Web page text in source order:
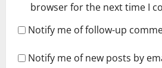
browser for the next time I
Notify me of follow-up
Notify me of new posts by